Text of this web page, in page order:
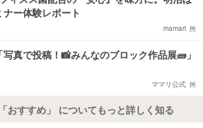
ー体験レポート
mamari
真で投稿！📸みんなのブロック作品展🧱」
ママリ公式
おすすめ」 についてもっと詳しく知る